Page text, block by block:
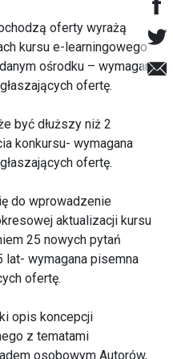
oferty wyrażą
kursu e-learningowego
ośrodku – wymagana
ofertę.
być dłuższy niż 2
konkursu- wymagana
ofertę.
do wprowadzenie
aktualizacji kursu
25 nowych pytań
wymagana pisemna
ofertę.
opis koncepcji
z tematami
osobowym Autorów,